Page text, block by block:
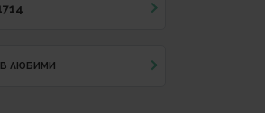
ЛЮБИМИ